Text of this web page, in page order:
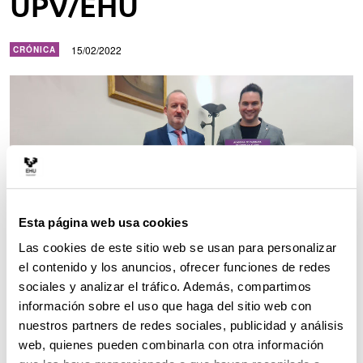
Esta página web usa cookies
Las cookies de este sitio web se usan para personalizar
el contenido y los anuncios, ofrecer funciones de redes
sociales y analizar el tráfico. Además, compartimos
información sobre el uso que haga del sitio web con
nuestros partners de redes sociales, publicidad y análisis
web, quienes pueden combinarla con otra información
UPV/EHU
CRÓNICA 15/02/2022
En la foto, José Luis Pedraz y Edorta Santos Vizcaíno. UPV/EHU.
El IP del grupo de investigación NanoBioCel de la